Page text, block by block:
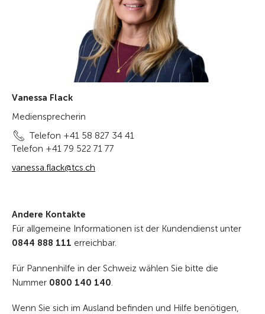
Vanessa Flack
Mediensprecherin
Telefon +41 58 827 34 41
Telefon +41 79 522 71 77
vanessa.flack@tcs.ch
Andere Kontakte
Für allgemeine Informationen ist der Kundendienst unter
0844 888 111 erreichbar.
Für Pannenhilfe in der Schweiz wählen Sie bitte die
Nummer 0800 140 140.
Wenn Sie sich im Ausland befinden und Hilfe benötigen,